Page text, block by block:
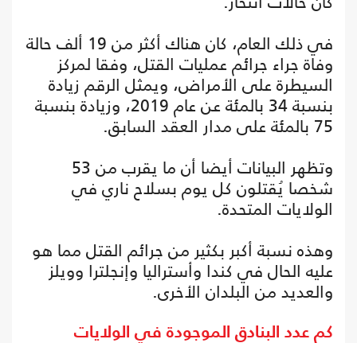
في ذلك العام، كان هناك أكثر من 19 ألف حالة
وفاة جراء جرائم عمليات القتل، وفقا لمركز
السيطرة على الأمراض، ويمثل الرقم زيادة
بنسبة 34 بالمئة عن عام 2019، وزيادة بنسبة
75 بالمئة على مدار العقد السابق.
وتظهر البيانات أيضا أن ما يقرب من 53
شخصا يُقتلون كل يوم بسلاح ناري في
الولايات المتحدة.
وهذه نسبة أكبر بكثير من جرائم القتل مما هو
عليه الحال في كندا وأستراليا وإنجلترا وويلز
والعديد من البلدان الأخرى.
كم عدد البنادق الموجودة في الولايات